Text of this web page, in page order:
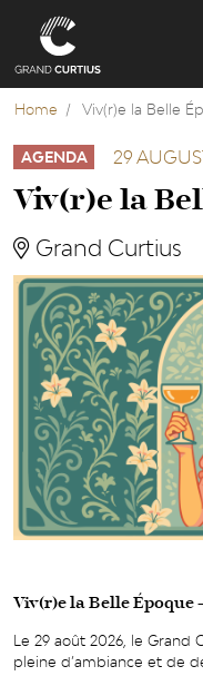
content
Home
Viv(r)e la Belle
AGENDA 29
Viv(r)e la
Grand Curtius
Viv(r)e la Belle Époque
Le 29 août 2026, le Grand
pleine d’ambiance et de